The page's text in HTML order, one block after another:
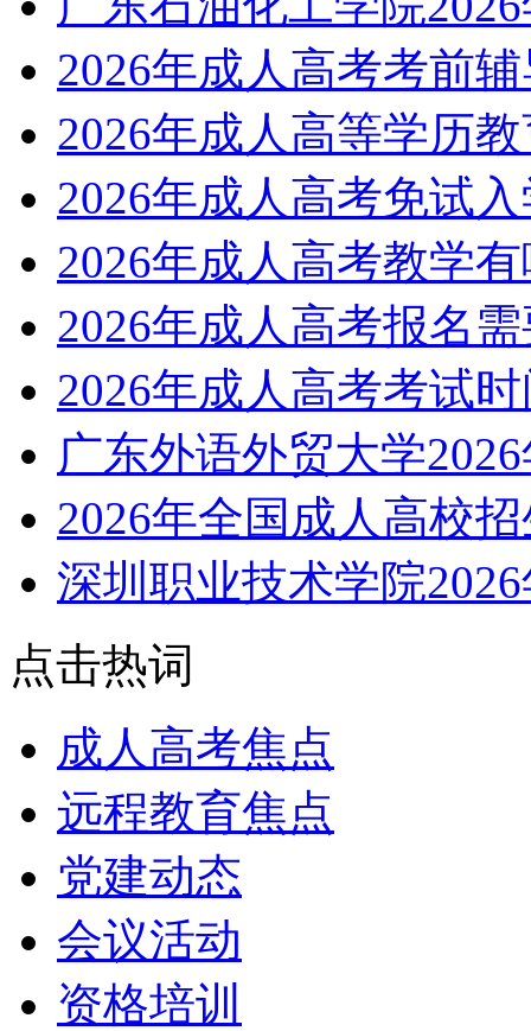
2026年成人高考考前
2026年成人高等学历
2026年成人高考免试
2026年成人高考教学
2026年成人高考报名
2026年成人高考考试
广东外语外贸大学
2026年全国成人高校
深圳职业技术学院
点击热词
成人高考焦点
远程教育焦点
党建动态
会议活动
资格培训